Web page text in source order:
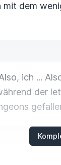
dem
ich ...
der